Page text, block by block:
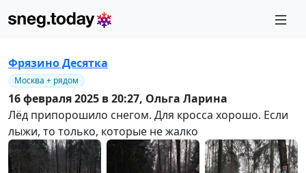
Фрязино Десятка
Москва + рядом
16 февраля 2025 в 20:27, Ольга Ларина
Лёд припорошило снегом. Для кросса хорошо. Если
лыжи, то только, которые не жалко